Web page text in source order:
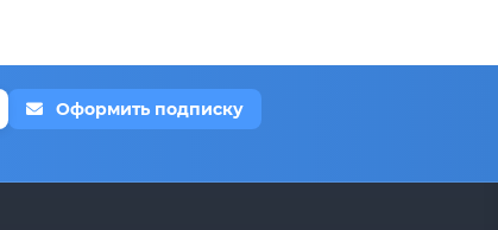
Оформить подписку